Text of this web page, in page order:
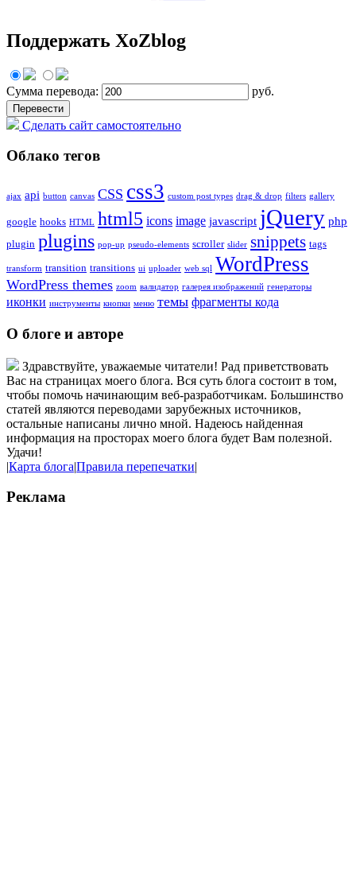
Поддержать XoZblog
Сумма перевода: руб.
Сделать сайт самостоятельно
Облако тегов
ajax api button canvas CSS css3 custom post types drag & drop filters gallery
google hooks HTML html5 icons image javascript jQuery php
plugin plugins pop-up pseudo-elements scroller slider snippets tags
transform transition transitions ui uploader web sql WordPress
WordPress themes zoom валидатор галерея изображений генераторы
иконки инструменты кнопки меню темы фрагменты кода
О блоге и авторе
Здравствуйте, уважаемые читатели! Рад приветствовать
Вас на страницах моего блога. Вся суть блога состоит в том,
чтобы помочь начинающим веб-разработчикам. Большинство
статей являются переводами зарубежных источников,
остальные написаны лично мной. Надеюсь найденная
информация на просторах моего блога будет Вам полезной.
Удачи!
|Карта блога|Правила перепечатки|
Реклама